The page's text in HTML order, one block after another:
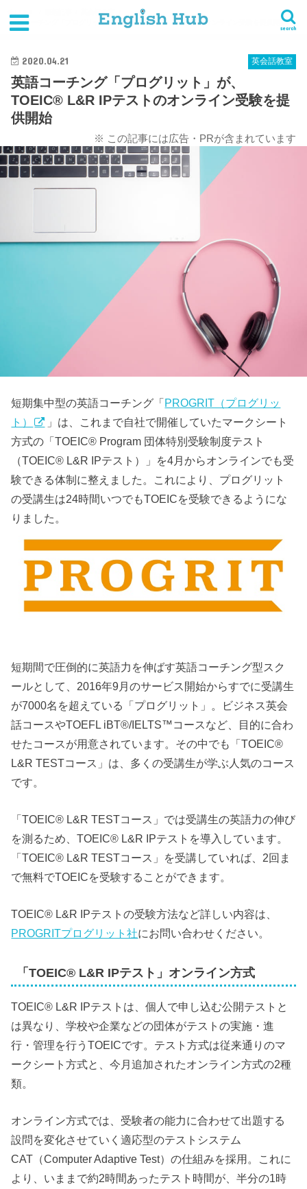
search
英会話教室
英語コーチング「プログリット」が、TOEIC® L&R IPテストのオンライン受験を提供開始
英会話教室
2020.04.21
英語コーチング「プログリット」が、
TOEIC® L&R IPテストのオンライン受験を提
供開始
※ この記事には広告・PRが含まれています
短期集中型の英語コーチング「 PROGRIT（プログリッ
ト）
」は、これまで自社で開催していたマークシート
方式の「TOEIC® Program 団体特別受験制度テスト
（TOEIC® L&R IPテスト）」を4月からオンラインでも受
験できる体制に整えました。これにより、プログリット
の受講生は24時間いつでもTOEICを受験できるようにな
りました。
短期間で圧倒的に英語力を伸ばす英語コーチング型スク
ールとして、2016年9月のサービス開始からすでに受講生
が7000名を超えている「プログリット」。ビジネス英会
話コースやTOEFL iBT®/IELTS™コースなど、目的に合わ
せたコースが用意されています。その中でも「TOEIC®
L&R TESTコース」は、多くの受講生が学ぶ人気のコース
です。
「TOEIC® L&R TESTコース」では受講生の英語力の伸び
を測るため、TOEIC® L&R IPテストを導入しています。
「TOEIC® L&R TESTコース」を受講していれば、2回ま
で無料でTOEICを受験することができます。
TOEIC® L&R IPテストの受験方法など詳しい内容は、
PROGRITプログリット社にお問い合わせください。
「TOEIC® L&R IPテスト」オンライン方式
TOEIC® L&R IPテストは、個人で申し込む公開テストと
は異なり、学校や企業などの団体がテストの実施・進
行・管理を行うTOEICです。テスト方式は従来通りのマ
ークシート方式と、今月追加されたオンライン方式の2種
類。
オンライン方式では、受験者の能力に合わせて出題する
設問を変化させていく適応型のテストシステム
CAT（Computer Adaptive Test）の仕組みを採用。これに
より、いままで約2時間あったテスト時間が、半分の1時